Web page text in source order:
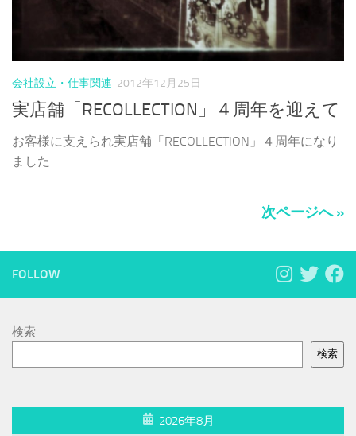
会社設立・仕事関連 2012年12月25日
実店舗「RECOLLECTION」４周年を迎えて
お客様に支えられ実店舗「RECOLLECTION」４周年になり
ました...
次ページへ »
FOLLOW
検索
検索
2026年8月